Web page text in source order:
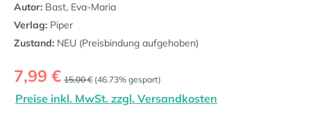
Autor: Bast, Eva-Maria
Verlag: Piper
Zustand: NEU (Preisbindung aufgehoben)
Verkaufspreis:
7,99 € Regulärer Preis:
15,00 € (46.73% gespart)
Preise inkl. MwSt. zzgl. Versandkosten